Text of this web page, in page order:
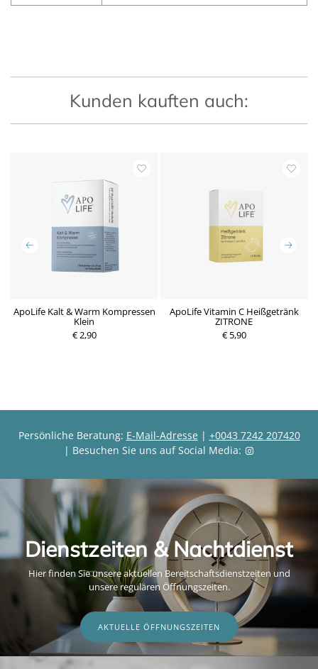
Kunden kauften auch:
ApoLife Kalt & Warm Kompressen
Klein
€ 2,90
ApoLife Vitamin C Heißgetränk
ZITRONE
€ 5,90
Persönliche Beratung: E-Mail-Adresse | +0043 7242 207420
| Besuchen Sie uns auf Social Media:
Dienstzeiten & Nachtdienst
Hier finden Sie unsere aktuellen Bereitschaftsdienstzeiten und
unsere regulären Öffnungszeiten.
AKTUELLE ÖFFNUNGSZEITEN